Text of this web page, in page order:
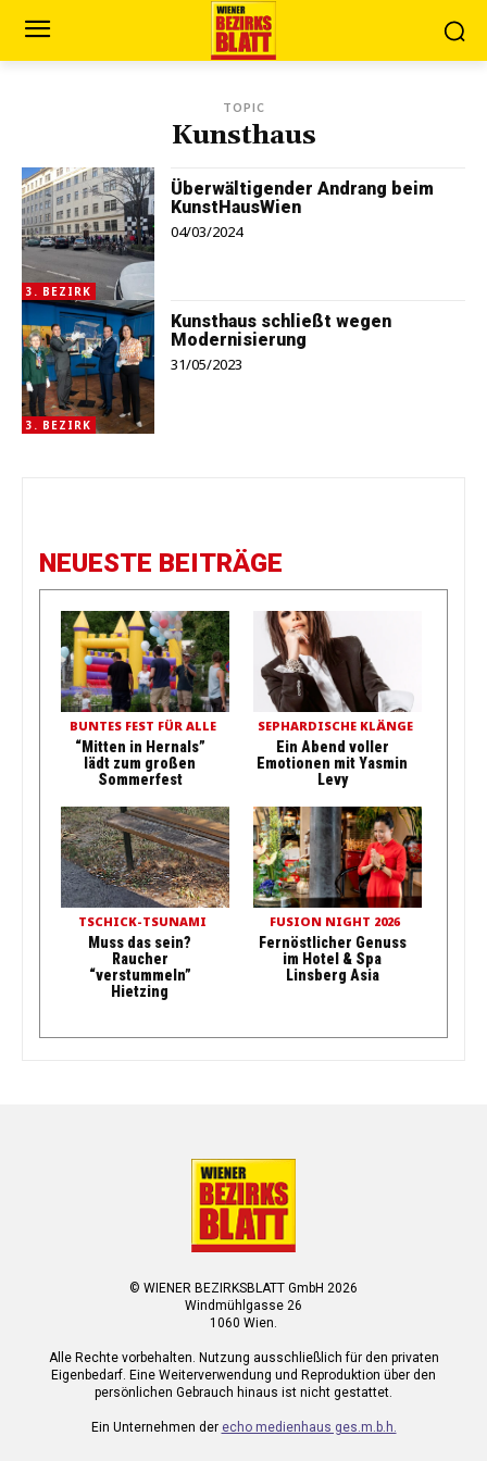
TOPIC
Kunsthaus
3. BEZIRK
Überwältigender Andrang beim
KunstHausWien
04/03/2024
3. BEZIRK
Kunsthaus schließt wegen
Modernisierung
31/05/2023
NEUESTE BEITRÄGE
BUNTES FEST FÜR ALLE
“Mitten in Hernals”
lädt zum großen
Sommerfest
SEPHARDISCHE KLÄNGE
Ein Abend voller
Emotionen mit Yasmin
Levy
TSCHICK-TSUNAMI
Muss das sein?
Raucher
“verstummeln”
Hietzing
FUSION NIGHT 2026
Fernöstlicher Genuss
im Hotel & Spa
Linsberg Asia
© WIENER BEZIRKSBLATT GmbH 2026
Windmühlgasse 26
1060 Wien.
Alle Rechte vorbehalten. Nutzung ausschließlich für den privaten
Eigenbedarf. Eine Weiterverwendung und Reproduktion über den
persönlichen Gebrauch hinaus ist nicht gestattet.
Ein Unternehmen der echo medienhaus ges.m.b.h.